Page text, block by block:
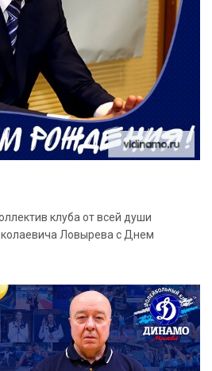
клуба от всей души
Ловырева с Днем